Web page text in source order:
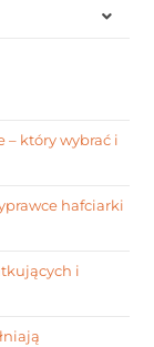
– który wybrać i
hafciarki
i